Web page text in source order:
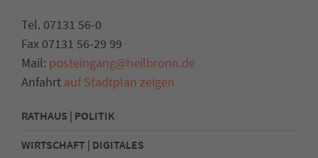
Tel. 07131 56-0
Fax 07131 56-29 99
Mail: posteingang@heilbronn.de
Anfahrt auf Stadtplan zeigen
RATHAUS | POLITIK
WIRTSCHAFT | DIGITALES